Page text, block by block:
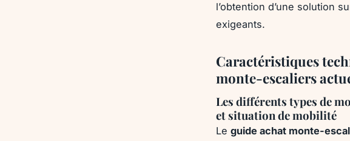
l’obtention d’une solution
exigeants.
Caractéristiques
monte-escaliers
Les différents types de
et situation de mobilité
Le guide achat monte-